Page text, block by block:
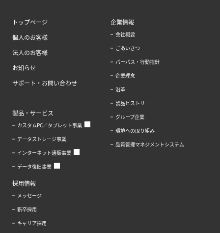
トップページ
個人のお客様
法人のお客様
お知らせ
サポート・お問い合わせ
製品・サービス
カスタムPC／タブレット事業
データストレージ事業
インターネット通販事業
データ復旧事業
企業情報
会社概要
ごあいさつ
パーパス・行動指針
企業理念
沿革
製品ヒストリー
グループ企業
環境への取り組み
品質管理マネジメントシステム
採用情報
メッセージ
新卒採用
キャリア採用